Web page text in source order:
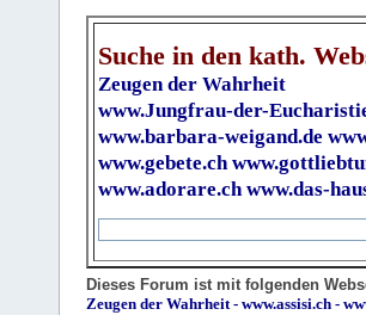
Suche in den kath.
Zeugen der Wahrheit
www.Jungfrau-der-
www.barbara-weigand.de
www.gebete.ch
www.adorare.ch www.das-
Dieses Forum ist mit folgenden
Zeugen der Wahrheit - www.assisi.ch -